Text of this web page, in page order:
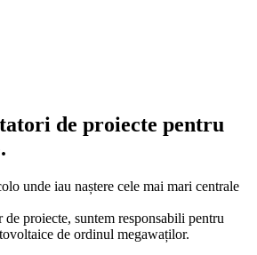
de proiecte pentru
unde iau naștere cele mai mari centrale
proiecte, suntem responsabili pentru
de ordinul megawaților.